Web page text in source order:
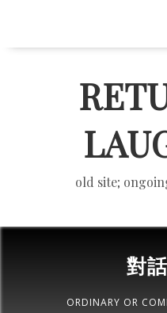
old site;
對
ORDINARY OR